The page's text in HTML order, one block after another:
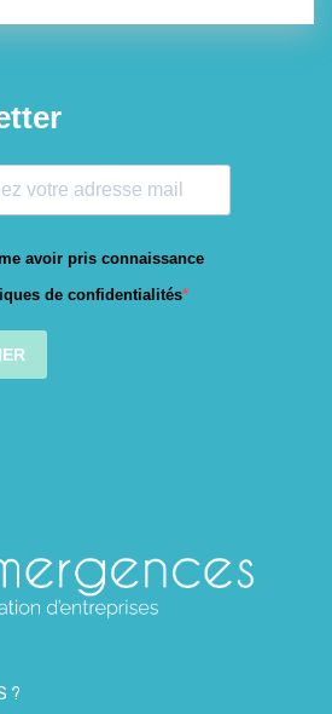
avoir pris connaissance
de confidentialités
?